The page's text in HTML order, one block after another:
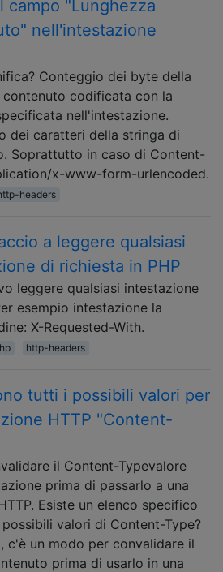
campo "Lunghezza
nell'intestazione
Conteggio dei byte della
codificata con la
nell'intestazione.
dei caratteri della stringa di
Soprattutto in caso di Content-
x-www-form-urlencoded.
headers
a leggere qualsiasi
di richiesta in PHP
leggere qualsiasi intestazione
esempio intestazione la
X-Requested-With.
http-headers
tutti i possibili valori per
HTTP "Content-
il Content-Typevalore
prima di passarlo a una
Esiste un elenco specifico
valori di Content-Type?
c'è un modo per convalidare il
prima di usarlo in una